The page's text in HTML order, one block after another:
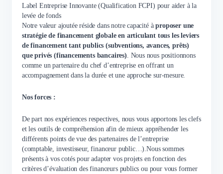
Label Entreprise Innovante (Qualification FCPI) pour aider à la
levée de fonds
Notre valeur ajoutée réside dans notre capacité àproposer une
stratégie de financement globale en articulant tous les leviers
de financement tant publics (subventions, avances, prêts)
que privés (financements bancaires) . Nous nous positionnons
comme un partenaire du chef d’entreprise en offrant un
accompagnement dans la durée et une approche sur-mesure.
Nos forces :
De part nos expériences respectives, nous vous apportons les clefs
et les outils de compréhension afin de mieux appréhender les
différents points de vue des partenaires de l’entreprise
(comptable, investisseur, financeur public…).Nous sommes
présents à vos cotés pour adapter vos projets en fonction des
critères d’évaluation des financeurs publics ou pour vous former